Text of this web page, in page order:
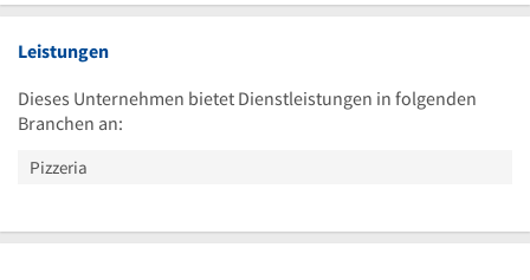
Leistungen
Dieses Unternehmen bietet Dienstleistungen in folgenden
Branchen an:
Pizzeria